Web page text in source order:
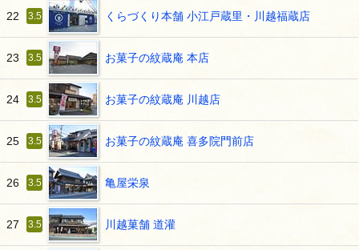
22 3.5 くらづくり本舗 小江戸蔵里・川越福蔵店
23 3.5 お菓子の紋蔵庵 本店
24 3.5 お菓子の紋蔵庵 川越店
25 3.5 お菓子の紋蔵庵 喜多院門前店
26 3.5 亀屋栄泉
27 3.5 川越菓舗 道灌